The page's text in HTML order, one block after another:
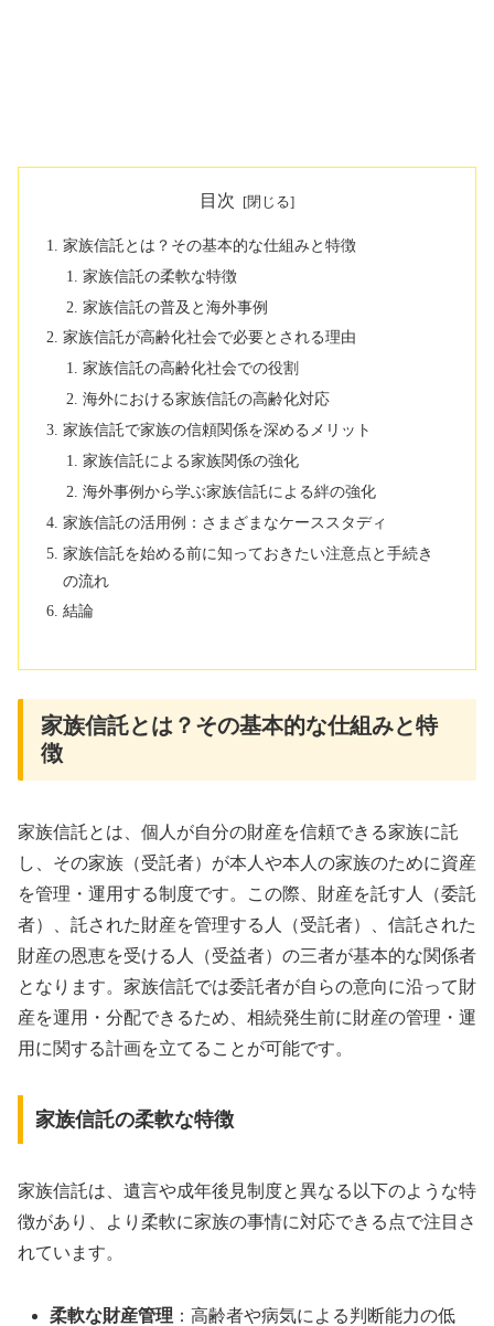
目次
家族信託とは？その基本的な仕組みと特徴
家族信託の柔軟な特徴
家族信託の普及と海外事例
家族信託が高齢化社会で必要とされる理由
家族信託の高齢化社会での役割
海外における家族信託の高齢化対応
家族信託で家族の信頼関係を深めるメリット
家族信託による家族関係の強化
海外事例から学ぶ家族信託による絆の強化
家族信託の活用例：さまざまなケーススタディ
家族信託を始める前に知っておきたい注意点と手続き
の流れ
結論
家族信託とは？その基本的な仕組みと特
徴
家族信託とは、個人が自分の財産を信頼できる家族に託
し、その家族（受託者）が本人や本人の家族のために資産
を管理・運用する制度です。この際、財産を託す人（委託
者）、託された財産を管理する人（受託者）、信託された
財産の恩恵を受ける人（受益者）の三者が基本的な関係者
となります。家族信託では委託者が自らの意向に沿って財
産を運用・分配できるため、相続発生前に財産の管理・運
用に関する計画を立てることが可能です。
家族信託の柔軟な特徴
家族信託は、遺言や成年後見制度と異なる以下のような特
徴があり、より柔軟に家族の事情に対応できる点で注目さ
れています。
柔軟な財産管理 ：高齢者や病気による判断能力の低